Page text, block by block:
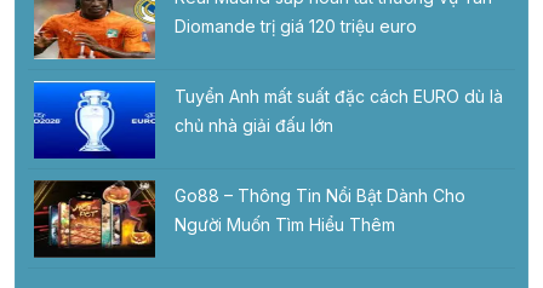
Diomande trị giá 120 triệu euro
Tuyển Anh mất suất đặc cách EURO dù là
chủ nhà giải đấu lớn
Go88 – Thông Tin Nổi Bật Dành Cho
Người Muốn Tìm Hiểu Thêm